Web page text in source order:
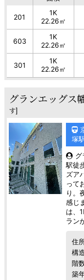
201
1K
22.26㎡
603
1K
22.26㎡
301
1K
22.26㎡
グランエッグス
す]
塚
グ
駅徒
ズア
って
り。
感じ
は、
ラン
住
構
階
築